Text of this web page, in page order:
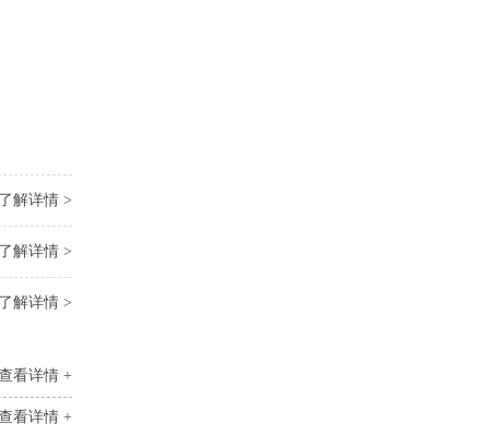
了解详情 >
了解详情 >
了解详情 >
看详情 +
看详情 +